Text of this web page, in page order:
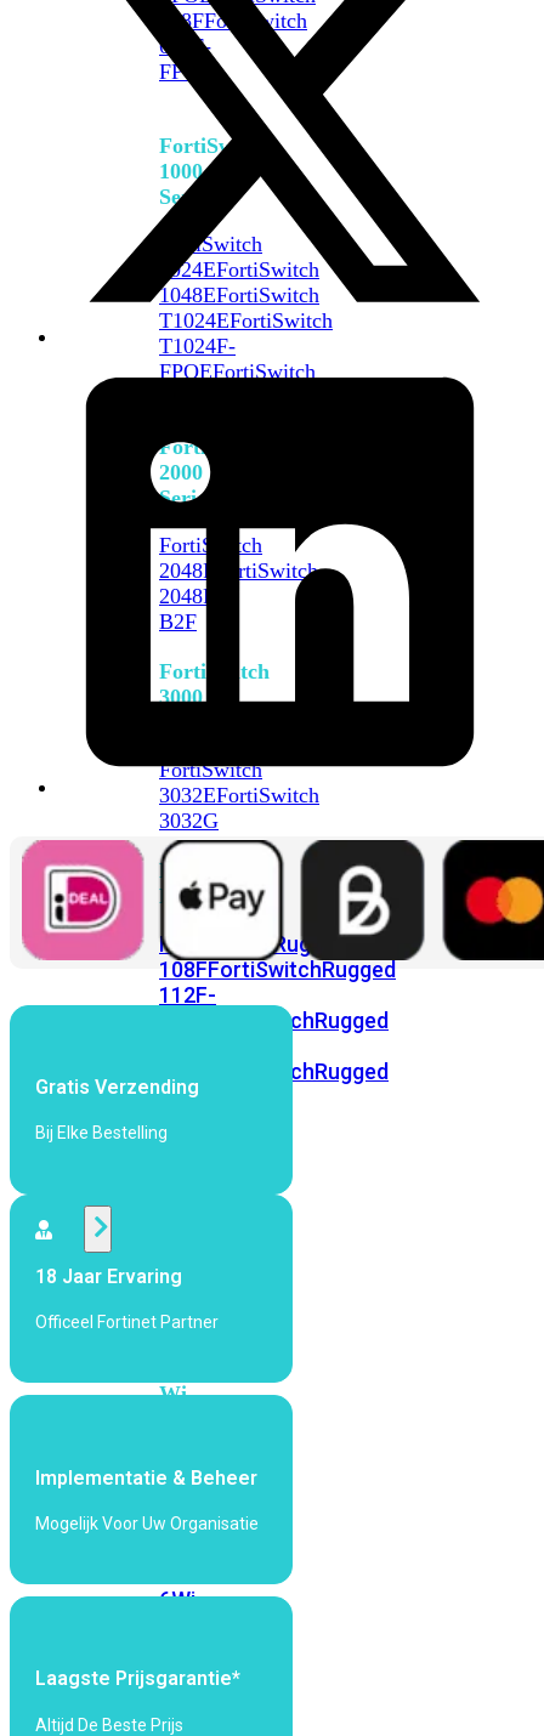
648FFortiSwitch
648F-
FPOE
FortiSwitch
1000
Series
FortiSwitch
1024EFortiSwitch
1048EFortiSwitch
T1024EFortiSwitch
T1024F-
FPOEFortiSwitch
FortiSwitch
2000
Series
FortiSwitch
2048F
FortiSwitch
2048F-
B2F
FortiSwitch
3000
FortiSwitch
3032EFortiSwitch
3032G
FortiSwitch
Ruggedized
FortiSwitchRugged
108FFortiSwitchRugged
112F-
FortiSwitchRugged
FortiSwitchRugged
424F-
Access
Points
Wi-
Wi-
Fi
6Wi-
Fi
Gratis Verzending
Bij Elke Bestelling
18 Jaar Ervaring
Officeel Fortinet Partner
Implementatie & Beheer
Mogelijk Voor Uw Organisatie
Laagste Prijsgarantie*
Altijd De Beste Prijs